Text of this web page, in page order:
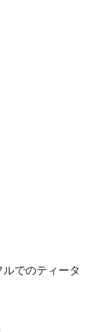
でのティータ